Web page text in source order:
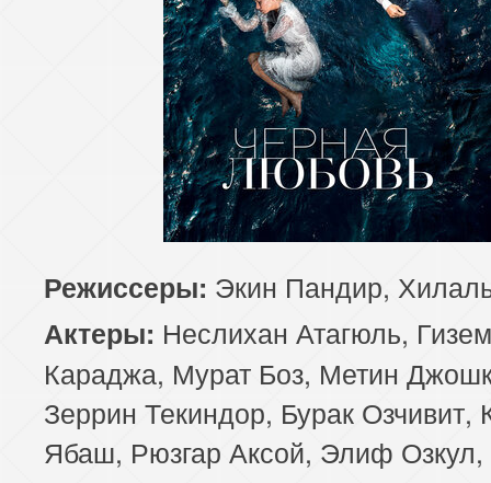
70 серия
71 серия
74 серия
75 серия
78 серия
79 серия
82 серия
83 серия
86 серия
87 серия
91 серия
93 серия
94 серия
95 серия
97 серия
98 серия 99 серия
Режиссеры: Экин Пандир,
Актеры: Неслихан Атагюль, Гизем
Караджа, Мурат Боз, Метин
Зеррин Текиндор, Бурак Озчивит,
Ябаш, Рюзгар Аксой, Элиф Озкул,